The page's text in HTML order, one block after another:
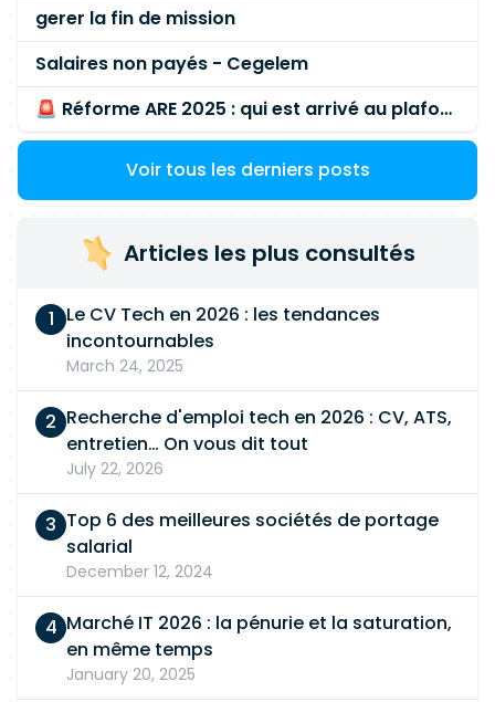
gerer la fin de mission
Salaires non payés - Cegelem
🚨 Réforme ARE 2025 : qui est arrivé au plafond des 60 % en gardant son entreprise ?
Voir tous les derniers posts
Articles les plus consultés
Le CV Tech en 2026 : les tendances
incontournables
March 24, 2025
Recherche d'emploi tech en 2026 : CV, ATS,
entretien… On vous dit tout
July 22, 2026
Top 6 des meilleures sociétés de portage
salarial
December 12, 2024
Marché IT 2026 : la pénurie et la saturation,
en même temps
January 20, 2025